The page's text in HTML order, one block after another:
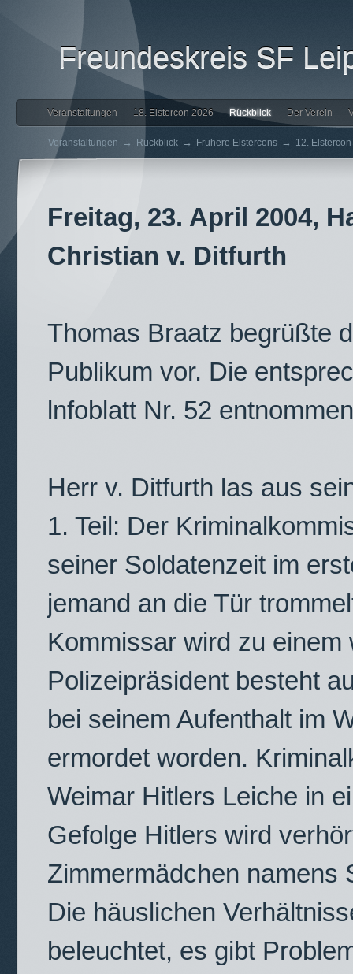
Freundeskreis SF
Veranstaltungen 18. Elstercon 2026 Rückblick Der Verein
Veranstaltungen → Rückblick → Frühere Elstercons → 12.
Freitag, 23. April 2004,
Christian v. Ditfurth
Thomas Braatz begrüßte
Publikum vor. Die
lnfoblatt Nr. 52
Herr v. Ditfurth las aus
1. Teil: Der
seiner Soldatenzeit im
jemand an die Tür
Kommissar wird zu
Polizeipräsident besteht
bei seinem Aufenthalt im
ermordet worden.
Weimar Hitlers Leiche in
Gefolge Hitlers wird
Zimmermädchen namens
Die häuslichen
beleuchtet, es gibt